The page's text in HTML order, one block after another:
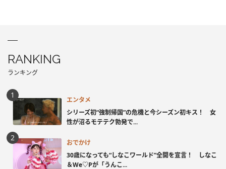
RANKING
ランキング
エンタメ
シリーズ初“強制帰国”の危機と今シーズン初キス！ 女
性が沼るモテテク勃発で...
おでかけ
30歳になっても“しなこワールド”全開を宣言！ しなこ
＆We♡Pが「うんこ...